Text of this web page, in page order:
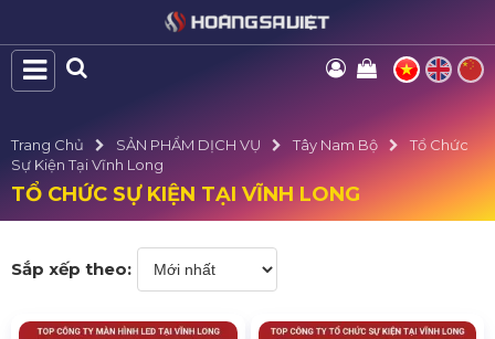
Trang Chủ SẢN PHẨM DỊCH VỤ Tây Nam Bộ
Tổ Chức
Sự Kiện Tại Vĩnh Long
TỔ CHỨC SỰ KIỆN TẠI VĨNH LONG
Sắp xếp theo: